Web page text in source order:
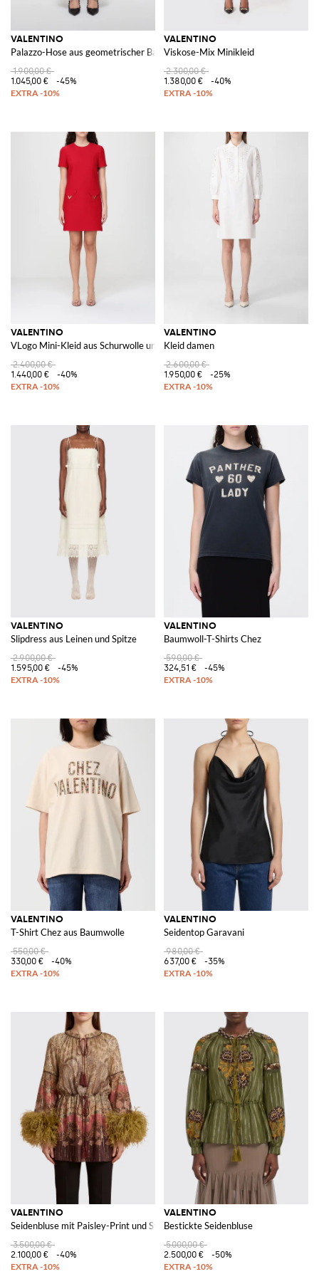
VALENTINO
Palazzo-Hose aus geometrischer Baumwollmischung
1.900,00 €
1.045,00 €
-45%
VALENTINO
Viskose-Mix Minikleid
2.300,00 €
1.380,00 €
-40%
VALENTINO
VLogo Mini-Kleid aus Schurwolle und Seide
2.400,00 €
1.440,00 €
-40%
VALENTINO
Kleid damen
2.600,00 €
1.950,00 €
-25%
VALENTINO
Slipdress aus Leinen und Spitze
2.900,00 €
1.595,00 €
-45%
VALENTINO
Baumwoll-T-Shirts Chez
590,00 €
324,51 €
-45%
VALENTINO
T-Shirt Chez aus Baumwolle
550,00 €
330,00 €
-40%
VALENTINO
Seidentop Garavani
980,00 €
637,00 €
-35%
VALENTINO
Seidenbluse mit Paisley-Print und Straußenfedermanschetten
3.500,00 €
2.100,00 €
-40%
VALENTINO
Bestickte Seidenbluse
5.000,00 €
2.500,00 €
-50%